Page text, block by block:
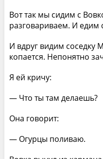
Вот так мы сидим с
разговариваем. И едим
И вдруг видим соседку
копается. Непонятно
Я ей кричу:
— Что ты там делаешь?
Она говорит:
— Огурцы поливаю.